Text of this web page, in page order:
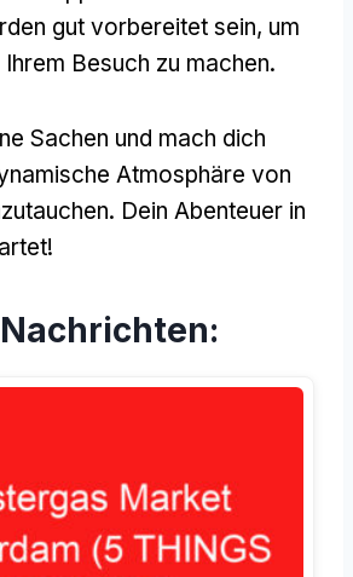
gut vorbereitet sein, um
Besuch zu machen.
Sachen und mach dich
Atmosphäre von
Dein Abenteuer in